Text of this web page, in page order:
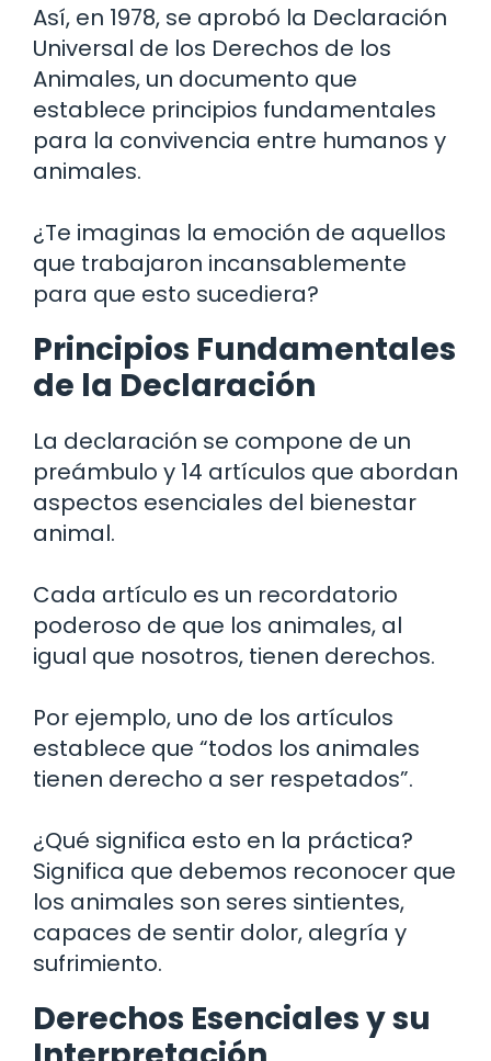
Así, en 1978, se aprobó la Declaración
Universal de los Derechos de los
Animales, un documento que
establece principios fundamentales
para la convivencia entre humanos y
animales.
¿Te imaginas la emoción de aquellos
que trabajaron incansablemente
para que esto sucediera?
Principios Fundamentales
de la Declaración
La declaración se compone de un
preámbulo y 14 artículos que abordan
aspectos esenciales del bienestar
animal.
Cada artículo es un recordatorio
poderoso de que los animales, al
igual que nosotros, tienen derechos.
Por ejemplo, uno de los artículos
establece que “todos los animales
tienen derecho a ser respetados”.
¿Qué significa esto en la práctica?
Significa que debemos reconocer que
los animales son seres sintientes,
capaces de sentir dolor, alegría y
sufrimiento.
Derechos Esenciales y su